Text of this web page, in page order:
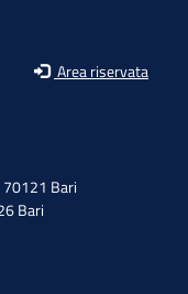
Area riservata
70121 Bari
Bari